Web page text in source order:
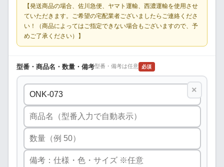
【発送商品の場合、佐川急便、ヤマト運輸、西濃運輸を使用させ
ていただきます。ご希望の宅配業者ございましたらご連絡くださ
い！（商品によってはご指定できない場合もございますので、予
めご了承ください）】
型番・商品名・数量・備考型番・備考は任意 必須
×